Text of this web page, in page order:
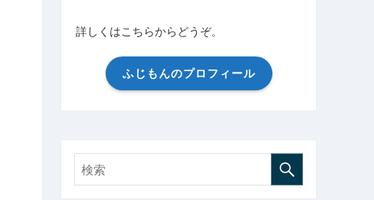
詳しくはこちらからどうぞ。
ふじもんのプロフィール